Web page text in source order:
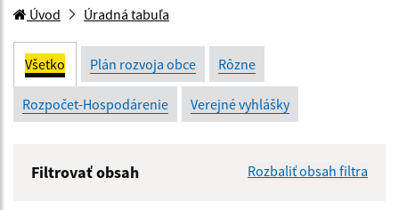
Úvod Úradná tabuľa
Všetko Plán rozvoja obce Rôzne
Rozpočet-Hospodárenie Verejné vyhlášky
Filtrovať obsah Rozbaliť obsah filtra